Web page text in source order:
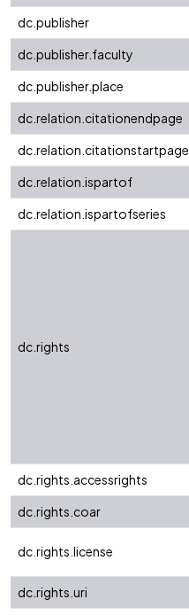
dc.publisher
dc.publisher.faculty
dc.publisher.place
dc.relation.citationendpage
dc.relation.citationstartpage
dc.relation.ispartof
dc.relation.ispartofseries
dc.rights
dc.rights.accessrights
dc.rights.coar
dc.rights.license
dc.rights.uri